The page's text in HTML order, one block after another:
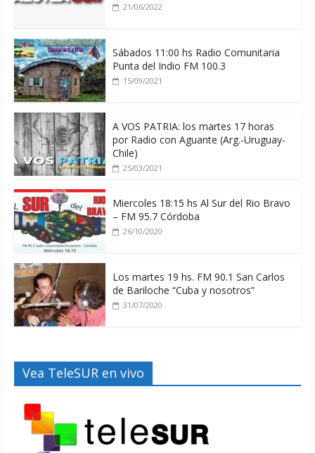
21/06/2022
Sábados 11:00 hs Radio Comunitaria
Punta del Indio FM 100.3
15/09/2021
A VOS PATRIA: los martes 17 horas
por Radio con Aguante (Arg.-Uruguay-
Chile)
25/03/2021
Miercoles 18:15 hs Al Sur del Rio Bravo
– FM 95.7 Córdoba
26/10/2020
Los martes 19 hs. FM 90.1 San Carlos
de Bariloche “Cuba y nosotros”
31/07/2020
Vea TeleSUR en vivo